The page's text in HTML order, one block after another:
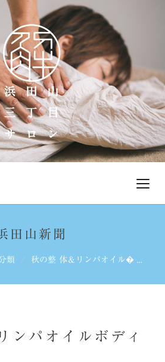
田山新聞
類 秋の整 体＆リンパオイル� ...
ンパオイルボディ